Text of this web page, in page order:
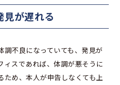
が遅れる
調不良になっていても、発見が
ィスであれば、体調が悪そうに
ため、本人が申告しなくても上